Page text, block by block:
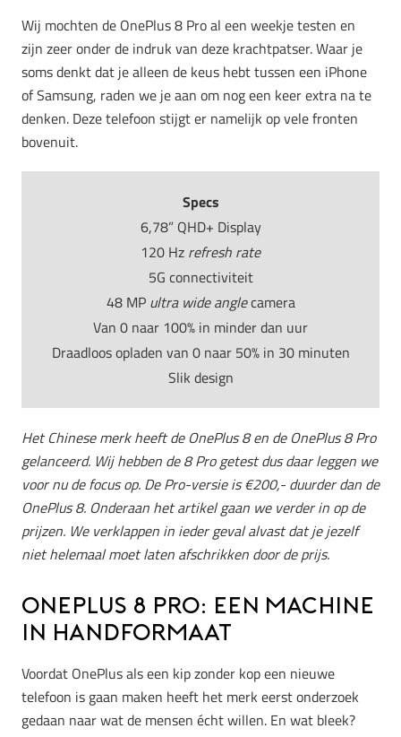
Wij mochten de OnePlus 8 Pro al een weekje testen en
zijn zeer onder de indruk van deze krachtpatser. Waar je
soms denkt dat je alleen de keus hebt tussen een iPhone
of Samsung, raden we je aan om nog een keer extra na te
denken. Deze telefoon stijgt er namelijk op vele fronten
bovenuit.
Specs
6,78” QHD+ Display
120 Hz refresh rate
5G connectiviteit
48 MP ultra wide anglecamera
Van 0 naar 100% in minder dan uur
Draadloos opladen van 0 naar 50% in 30 minuten
Slik design
Het Chinese merk heeft de OnePlus 8 en de OnePlus 8 Pro
gelanceerd. Wij hebben de 8 Pro getest dus daar leggen we
voor nu de focus op. De Pro-versie is €200,- duurder dan de
OnePlus 8. Onderaan het artikel gaan we verder in op de
prijzen. We verklappen in ieder geval alvast dat je jezelf
niet helemaal moet laten afschrikken door de prijs.
OnePlus 8 Pro: een machine
in handformaat
Voordat OnePlus als een kip zonder kop een nieuwe
telefoon is gaan maken heeft het merk eerst onderzoek
gedaan naar wat de mensen écht willen. En wat bleek?